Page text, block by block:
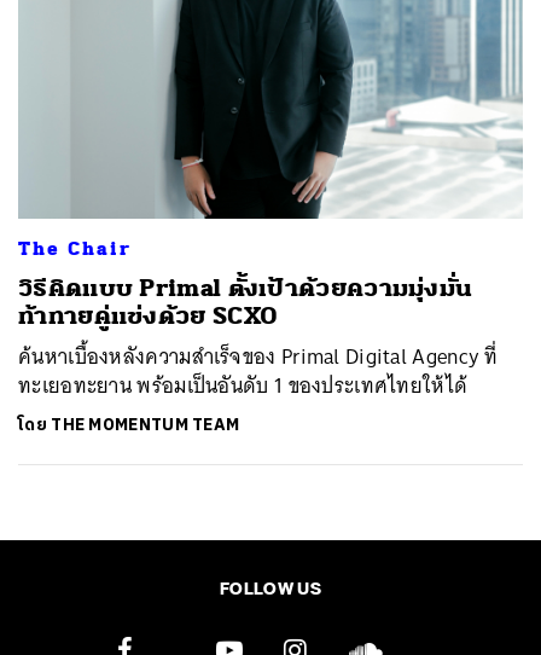
The Chair
วิธีคิดแบบ Primal ตั้งเป้าด้วยความมุ่งมั่น
ท้าทายคู่แข่งด้วย SCXO
ค้นหาเบื้องหลังความสำเร็จของ Primal Digital Agency ที่
ทะเยอทะยาน พร้อมเป็นอันดับ 1 ของประเทศไทยให้ได้
โดย THE MOMENTUM TEAM
FOLLOW US
SHARE TWEET LINE EMAIL